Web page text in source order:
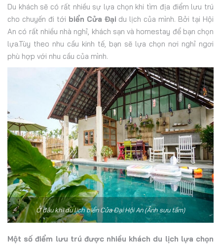
Du khách sẽ có rất nhiều sự lựa chọn khi tìm địa điểm lưu trú
cho chuyến đi tới biển Cửa Đại du lịch của mình. Bởi tại Hội
An có rất nhiều nhà nghỉ, khách sạn và homestay để bạn chọn
lựa.Tùy theo nhu cầu kinh tế, bạn sẽ lựa chọn nơi nghỉ ngơi
phù hợp với nhu cầu của mình.
Ở đâu khi du lịch biển Cửa Đại Hội An (Ảnh sưu tầm)
Một số điểm lưu trú được nhiều khách du lịch lựa chọn